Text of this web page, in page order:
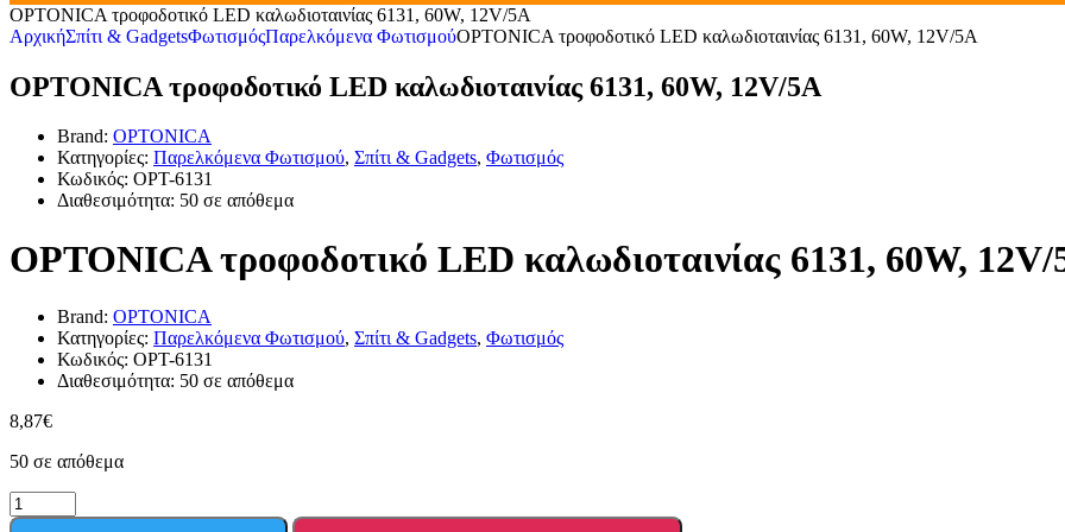
OPTONICA τροφοδοτικό LED καλωδιοταινίας 6131, 60W, 12V/5A
ΑρχικήΣπίτι & GadgetsΦωτισμόςΠαρελκόμενα ΦωτισμούOPTONICA τροφοδοτικό LED καλωδιοταινίας 6131, 60W, 12V/5A
OPTONICA τροφοδοτικό LED καλωδιοταινίας 6131, 60W, 12V/5A
Brand: OPTONICA
Κατηγορίες: Παρελκόμενα Φωτισμού, Σπίτι & Gadgets, Φωτισμός
Κωδικός: OPT-6131
Διαθεσιμότητα: 50 σε απόθεμα
OPTONICA τροφοδοτικό LED καλωδιοταινίας 6131, 60W, 12V/
Brand: OPTONICA
Κατηγορίες: Παρελκόμενα Φωτισμού, Σπίτι & Gadgets, Φωτισμός
Κωδικός: OPT-6131
Διαθεσιμότητα: 50 σε απόθεμα
8,87€
50 σε απόθεμα